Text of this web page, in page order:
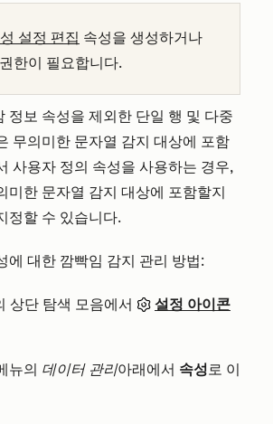
설정 편집 속성을 생성하거나
한이 필요합니다.
정보 속성을 제외한 단일 행 및 다중
무의미한 문자열 감지 대상에 포함
사용자 정의 속성을 사용하는 경우,
미한 문자열 감지 대상에 포함할지
정할 수 있습니다.
에 대한 깜빡임 감지 관리 방법:
상단 탐색 모음에서
설정 아이콘
뉴의 데이터 관리아래에서 속성 로 이